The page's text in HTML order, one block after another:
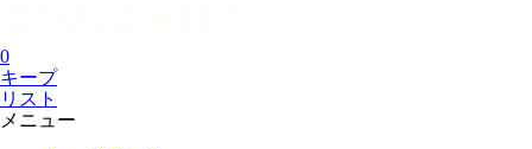
0
キープ
リスト
メニュー